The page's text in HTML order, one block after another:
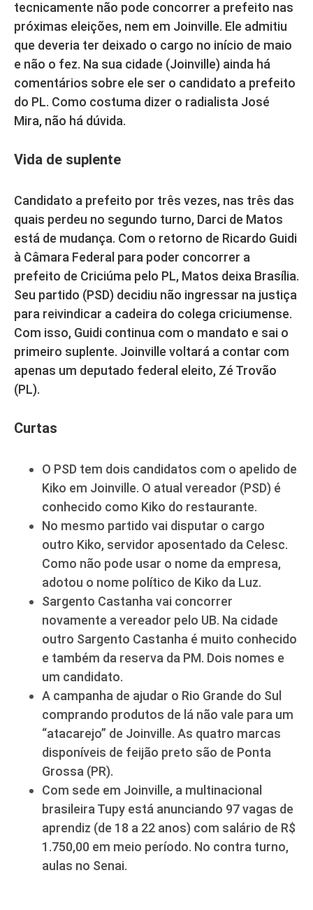
tecnicamente não pode concorrer a prefeito nas
próximas eleições, nem em Joinville. Ele admitiu
que deveria ter deixado o cargo no início de maio
e não o fez. Na sua cidade (Joinville) ainda há
comentários sobre ele ser o candidato a prefeito
do PL. Como costuma dizer o radialista José
Mira, não há dúvida.
Vida de suplente
Candidato a prefeito por três vezes, nas três das
quais perdeu no segundo turno, Darci de Matos
está de mudança. Com o retorno de Ricardo Guidi
à Câmara Federal para poder concorrer a
prefeito de Criciúma pelo PL, Matos deixa Brasília.
Seu partido (PSD) decidiu não ingressar na justiça
para reivindicar a cadeira do colega criciumense.
Com isso, Guidi continua com o mandato e sai o
primeiro suplente. Joinville voltará a contar com
apenas um deputado federal eleito, Zé Trovão
(PL).
Curtas
O PSD tem dois candidatos com o apelido de
Kiko em Joinville. O atual vereador (PSD) é
conhecido como Kiko do restaurante.
No mesmo partido vai disputar o cargo
outro Kiko, servidor aposentado da Celesc.
Como não pode usar o nome da empresa,
adotou o nome político de Kiko da Luz.
Sargento Castanha vai concorrer
novamente a vereador pelo UB. Na cidade
outro Sargento Castanha é muito conhecido
e também da reserva da PM. Dois nomes e
um candidato.
A campanha de ajudar o Rio Grande do Sul
comprando produtos de lá não vale para um
“atacarejo” de Joinville. As quatro marcas
disponíveis de feijão preto são de Ponta
Grossa (PR).
Com sede em Joinville, a multinacional
brasileira Tupy está anunciando 97 vagas de
aprendiz (de 18 a 22 anos) com salário de R$
1.750,00 em meio período. No contra turno,
aulas no Senai.